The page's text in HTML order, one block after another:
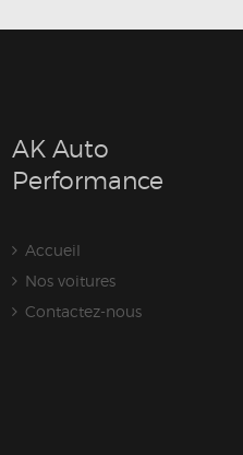
AK Auto
Performance
Accueil
Nos voitures
Contactez-nous